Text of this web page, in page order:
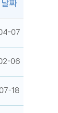
날짜
07
06
18